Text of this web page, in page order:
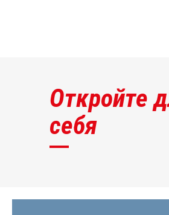
Откройте
себя